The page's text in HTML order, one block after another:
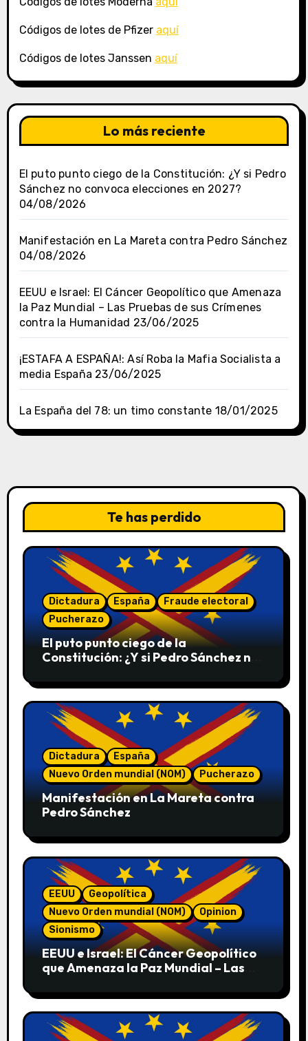
Códigos de lotes de Pfizer aquí
Códigos de lotes Janssen aquí
Lo más reciente
El puto punto ciego de la Constitución: ¿Y si Pedro
Sánchez no convoca elecciones en 2027?
04/08/2026
Manifestación en La Mareta contra Pedro Sánchez
04/08/2026
EEUU e Israel: El Cáncer Geopolítico que Amenaza
la Paz Mundial – Las Pruebas de sus Crímenes
contra la Humanidad 23/06/2025
¡ESTAFA A ESPAÑA!: Así Roba la Mafia Socialista a
media España 23/06/2025
La España del 78: un timo constante 18/01/2025
Te has perdido
Dictadura España
Fraude electoral
Pucherazo
El puto punto ciego de la
Constitución: ¿Y si Pedro Sánchez no
Dictadura
España
Nuevo Orden mundial (NOM)
Pucherazo
Manifestación en La Mareta contra
Pedro Sánchez
EEUU
Geopolítica
Nuevo Orden mundial (NOM)
Opinion
Sionismo
EEUU e Israel: El Cáncer Geopolítico
que Amenaza la Paz Mundial – Las
Humanidad